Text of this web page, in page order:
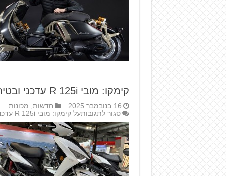
קימקו: מובי R 125i עדכני ובטיחותי יותר
16 בנובמבר 2025 חדשות, מכונות
סגור לתגובותעל קימקו: מובי R 125i עדכני ובטיחותי יותר